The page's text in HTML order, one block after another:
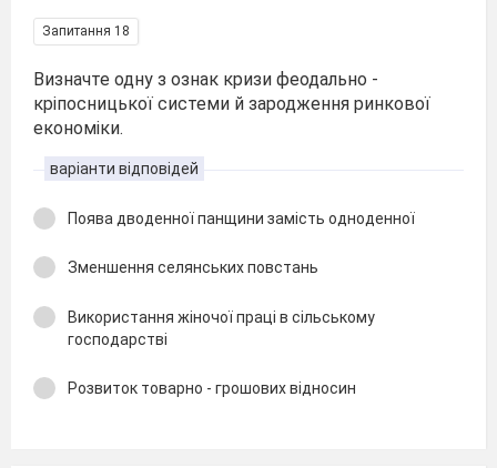
Запитання 18
Визначте одну з ознак кризи феодально -
кріпосницької системи й зародження ринкової
економіки.
варіанти відповідей
Поява дводенної панщини замість одноденної
Зменшення селянських повстань
Використання жіночої праці в сільському
господарстві
Розвиток товарно - грошових відносин